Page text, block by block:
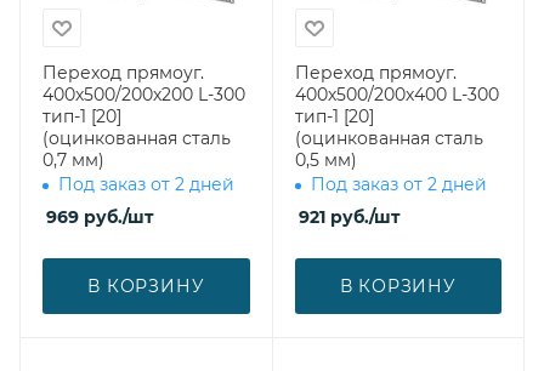
Переход прямоуг.
400х500/200х200 L-300
тип-1 [20]
(оцинкованная сталь
0,7 мм)
Под заказ от 2 дней
969 руб./шт
В КОРЗИНУ
Переход прямоуг.
400х500/200х400 L-300
тип-1 [20]
(оцинкованная сталь
0,5 мм)
Под заказ от 2 дней
921руб./шт
В КОРЗИНУ